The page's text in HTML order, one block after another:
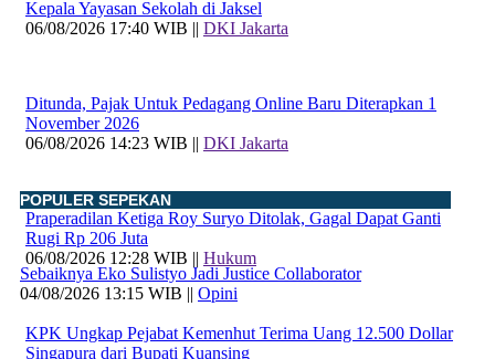
Kepala Yayasan Sekolah di Jaksel
06/08/2026 17:40 WIB || DKI Jakarta
Ditunda, Pajak Untuk Pedagang Online Baru Diterapkan 1
November 2026
06/08/2026 14:23 WIB || DKI Jakarta
Praperadilan Ketiga Roy Suryo Ditolak, Gagal Dapat Ganti
Rugi Rp 206 Juta
06/08/2026 12:28 WIB || Hukum
KPK Ungkap Pejabat Kemenhut Terima Uang 12.500 Dollar
Singapura dari Bupati Kuansing
POPULER SEPEKAN
Sebaiknya Eko Sulistyo Jadi Justice Collaborator
04/08/2026 13:15 WIB || Opini